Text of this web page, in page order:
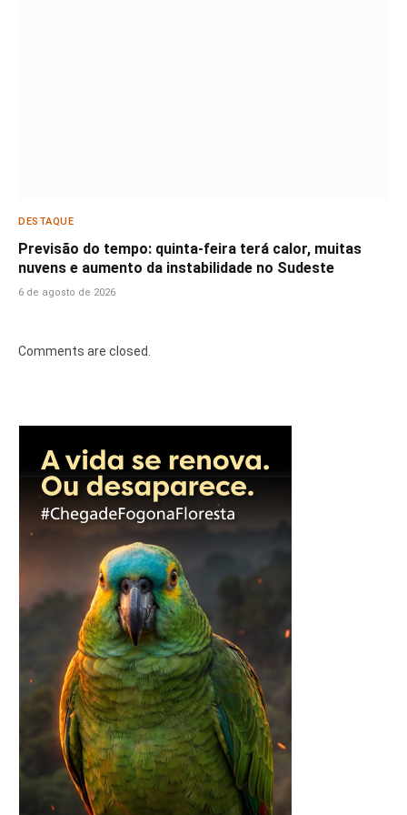
DESTAQUE
Previsão do tempo: quinta-feira terá calor, muitas
nuvens e aumento da instabilidade no Sudeste
6 de agosto de 2026
Comments are closed.